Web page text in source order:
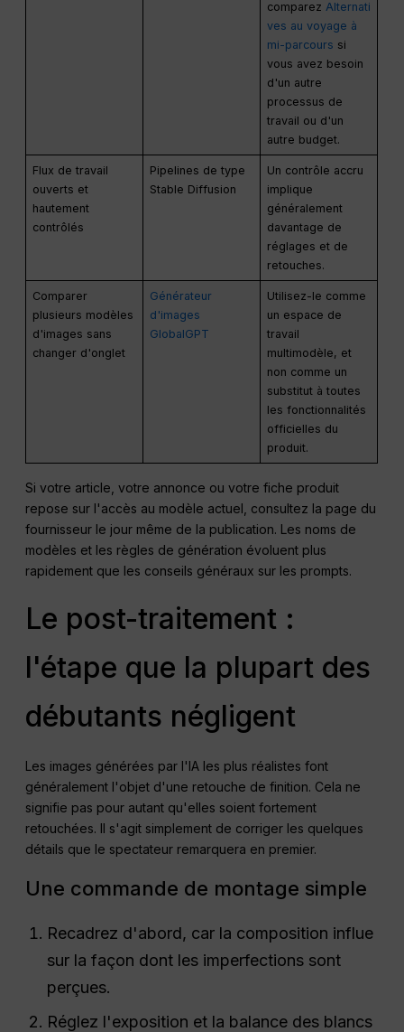
comparez Alternati
ves au voyage à
mi-parcours si
vous avez besoin
d'un autre
processus de
travail ou d'un
autre budget.
Flux de travail
ouverts et
hautement
contrôlés
Pipelines de type
Stable Diffusion
Un contrôle accru
implique
généralement
davantage de
réglages et de
retouches.
Comparer
plusieurs modèles
d'images sans
changer d'onglet
Générateur
d'images
GlobalGPT
Utilisez-le comme
un espace de
travail
multimodèle, et
non comme un
substitut à toutes
les fonctionnalités
officielles du
produit.
Si votre article, votre annonce ou votre fiche produit
repose sur l'accès au modèle actuel, consultez la page du
fournisseur le jour même de la publication. Les noms de
modèles et les règles de génération évoluent plus
rapidement que les conseils généraux sur les prompts.
Le post-traitement :
l'étape que la plupart des
débutants négligent
Les images générées par l'IA les plus réalistes font
généralement l'objet d'une retouche de finition. Cela ne
signifie pas pour autant qu'elles soient fortement
retouchées. Il s'agit simplement de corriger les quelques
détails que le spectateur remarquera en premier.
Une commande de montage simple
Recadrez d'abord, car la composition influe
sur la façon dont les imperfections sont
perçues.
Réglez l'exposition et la balance des blancs